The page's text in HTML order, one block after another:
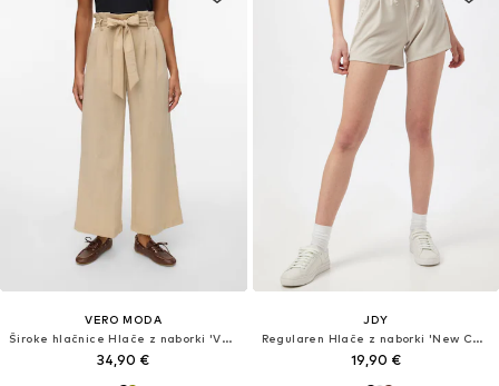
VERO MODA
Široke hlačnice Hlače z naborki 'VMSydney'
34,90 €
JDY
Regularen Hlače z naborki 'New Catia'
19,90 €